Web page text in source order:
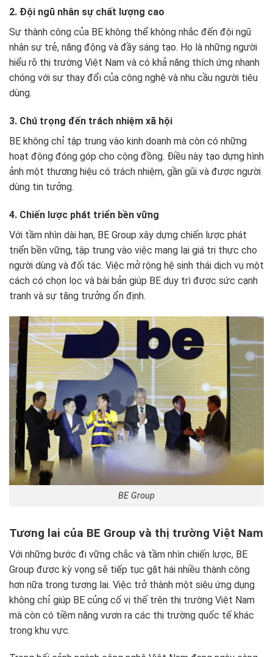
2. Đội ngũ nhân sự chất lượng cao
Sự thành công của BE không thể không nhắc đến đội ngũ
nhân sự trẻ, năng động và đầy sáng tạo. Họ là những người
hiểu rõ thị trường Việt Nam và có khả năng thích ứng nhanh
chóng với sự thay đổi của công nghệ và nhu cầu người tiêu
dùng.
3. Chú trọng đến trách nhiệm xã hội
BE không chỉ tập trung vào kinh doanh mà còn có những
hoạt động đóng góp cho cộng đồng. Điều này tạo dựng hình
ảnh một thương hiệu có trách nhiệm, gần gũi và được người
dùng tin tưởng.
4. Chiến lược phát triển bền vững
Với tầm nhìn dài hạn, BE Group xây dựng chiến lược phát
triển bền vững, tập trung vào việc mang lại giá trị thực cho
người dùng và đối tác. Việc mở rộng hệ sinh thái dịch vụ một
cách có chọn lọc và bài bản giúp BE duy trì được sức cạnh
tranh và sự tăng trưởng ổn định.
BE Group
Tương lai của BE Group và thị trường Việt Nam
Với những bước đi vững chắc và tầm nhìn chiến lược, BE
Group được kỳ vọng sẽ tiếp tục gặt hái nhiều thành công
hơn nữa trong tương lai. Việc trở thành một siêu ứng dụng
không chỉ giúp BE củng cố vị thế trên thị trường Việt Nam
mà còn có tiềm năng vươn ra các thị trường quốc tế khác
trong khu vực.